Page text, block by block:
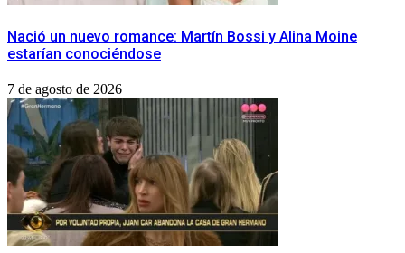
Nació un nuevo romance: Martín Bossi y Alina Moine
estarían conociéndose
7 de agosto de 2026